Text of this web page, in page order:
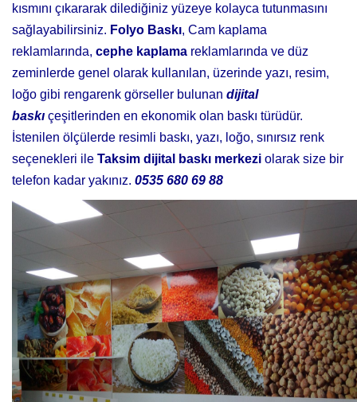
kısmını çıkararak dilediğiniz yüzeye kolayca tutunmasını
sağlayabilirsiniz. Folyo Baskı, Cam kaplama
reklamlarında, cephe kaplama reklamlarında ve düz
zeminlerde genel olarak kullanılan, üzerinde yazı, resim,
loğo gibi rengarenk görseller bulunan dijital
baskı çeşitlerinden en ekonomik olan baskı türüdür.
İstenilen ölçülerde resimli baskı, yazı, loğo, sınırsız renk
seçenekleri ile Taksim dijital baskı merkezi olarak size bir
telefon kadar yakınız. 0535 680 69 88